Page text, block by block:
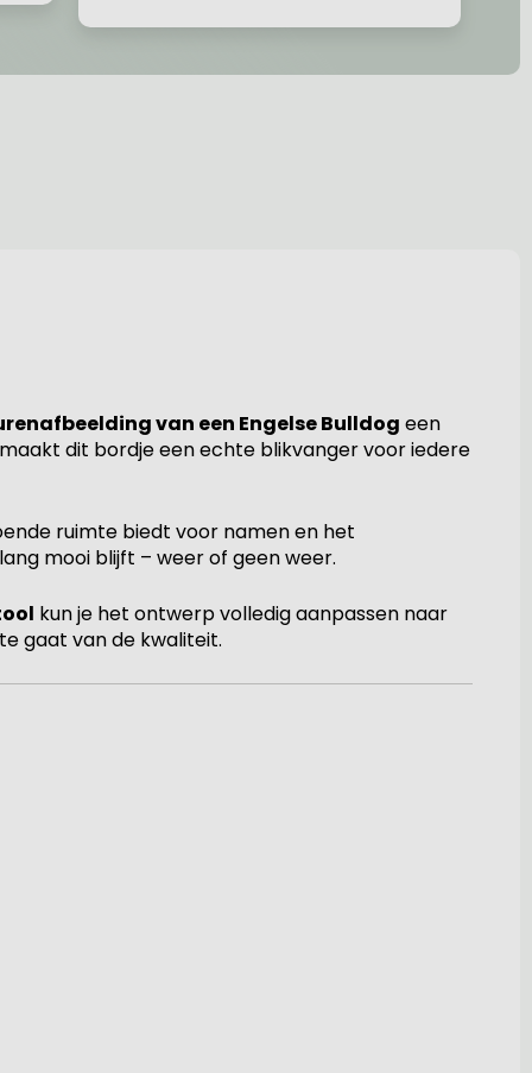
van een Engelse Bulldog een
dit bordje een echte blikvanger voor iedere
ruimte biedt voor namen en het
mooi blijft – weer of geen weer.
kun je het ontwerp volledig aanpassen naar
gaat van de kwaliteit.